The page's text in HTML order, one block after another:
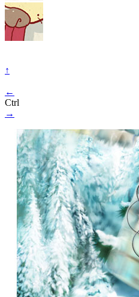
↑
←
Ctrl
→